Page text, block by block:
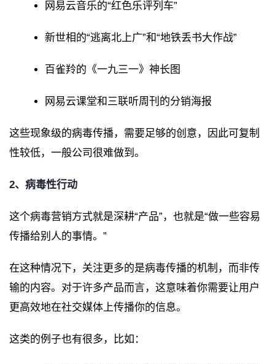
网易云音乐的“红色乐评列车”
新世相的“逃离北上广”和“地铁丢书大作战”
百雀羚的《一九三一》神长图
网易云课堂和三联听周刊的分销海报
这些现象级的病毒传播，需要足够的创意，因此可复制
性较低，一般公司很难做到。
2、病毒性行动
这个病毒营销方式就是深耕“产品”，也就是“做一些容易
传播给别人的事情。”
在这种情况下，关注更多的是病毒传播的机制，而非传
输的内容。对于许多产品而言，这意味着你需要让用户
更高效地在社交媒体上传播你的信息。
这类的例子也有很多，比如：